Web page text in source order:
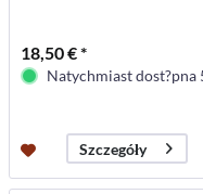
18,50 € *
Natychmiast dost?pna
Szczegóły